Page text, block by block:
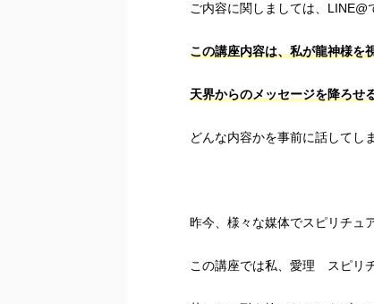
ご内容に関しましては、LINE@
この講座内容は、私が龍神様を
天界からのメッセージを降ろせ
どんな内容かを事前に話してし
昨今、様々な媒体でスピリチュ
この講座では私、愛理 スピリ